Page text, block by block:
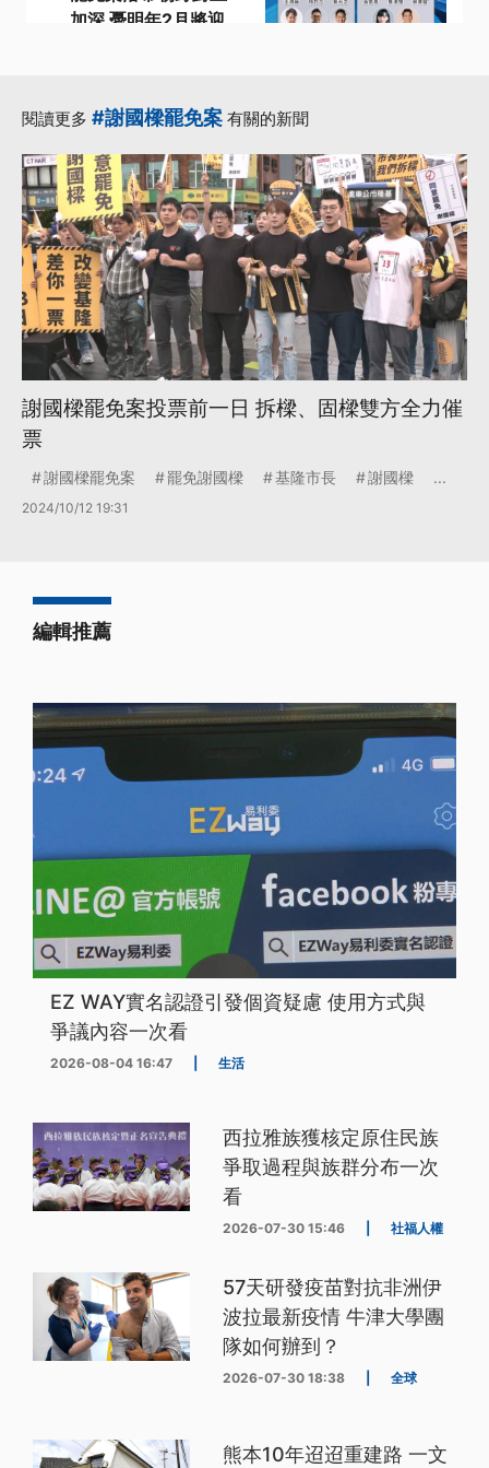
加深 憂明年2月將迎
·更多...
閱讀更多 #謝國樑罷免案 有關的新聞
謝國樑罷免案投票前一日 拆樑、固樑雙方全力催
票
謝國樑罷免案 罷免謝國樑 基隆市長 謝國樑 ...
2024/10/12 19:31
編輯推薦
EZ WAY實名認證引發個資疑慮 使用方式與
爭議內容一次看
2026-08-04 16:47 生活
西拉雅族獲核定原住民族
爭取過程與族群分布一次
看
2026-07-30 15:46 社福人權
57天研發疫苗對抗非洲伊
波拉最新疫情 牛津大學團
隊如何辦到？
2026-07-30 18:38 全球
熊本10年迢迢重建路 一文